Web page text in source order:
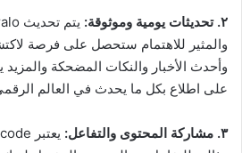
٢. تحديثات يومية وموثوقة:
والمثير للاهتمام ستحصل على فرصة
وأحدث الأخبار والنكات المضحكة
على اطلاع بكل ما يحدث في العالم
٣. مشاركة المحتوى والتفاعل: